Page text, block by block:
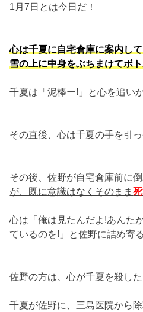
1月7日とは今日だ！
心は千夏に自宅倉庫に案内し
雪の上に中身をぶちまけてボト
千夏は「泥棒ー!」と心を追いか
その直後、心は千夏の手を引
その後、佐野が自宅倉庫前に
が、既に意識はなくそのまま死
心は「俺は見たんだよ!あんた
ているのを!」と佐野に詰め寄る
佐野の方は、心が千夏を殺した
千夏が佐野に、三島医院から